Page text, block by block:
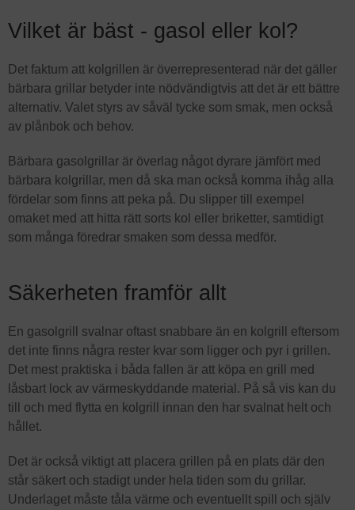
Vilket är bäst - gasol eller kol?
Det faktum att kolgrillen är överrepresenterad när det gäller
bärbara grillar betyder inte nödvändigtvis att det är ett bättre
alternativ. Valet styrs av såväl tycke som smak, men också
av plånbok och behov.
Bärbara gasolgrillar är överlag något dyrare jämfört med
bärbara kolgrillar, men då ska man också komma ihåg alla
fördelar som finns att peka på. Du slipper till exempel
omaket med att hitta rätt sorts kol eller briketter, samtidigt
som många föredrar smaken som dessa medför.
Säkerheten framför allt
En gasolgrill svalnar oftast snabbare än en kolgrill eftersom
det inte finns några rester kvar som ligger och pyr i grillen.
Det mest praktiska i båda fallen är att köpa en grill med
låsbart lock av värmeskyddande material. På så vis kan du
till och med flytta en kolgrill innan den har svalnat helt och
hållet.
Det är också viktigt att placera grillen på en plats där den
står säkert och stadigt under hela tiden som du grillar.
Underlaget måste tåla värme och eventuellt spill och själv